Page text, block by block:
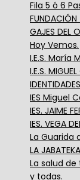
Fila 5 ó 6
FUNDACIÓN
GAJES DEL
Hoy Vemos.
I.E.S. María
I.E.S.
IES Miguel
IES. JAIME
IES. VEGA
La Guarida
LA JABATEKA
La salud
y todas.